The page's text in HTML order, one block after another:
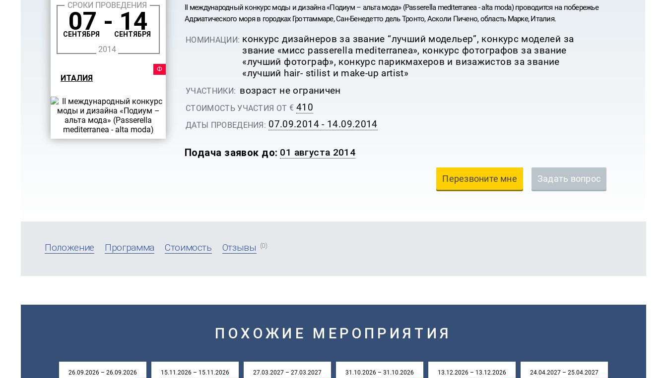
СРОКИ ПРОВЕДЕНИЯ
07 - 14
СЕНТЯБРЯ СЕНТЯБРЯ
2014
ФЕСТИВАЛЬ
ИТАЛИЯ
II международный конкурс моды и дизайна «Подиум – альта мода» (Passerella mediterranea - alta moda) проводится на побережье
Адриатического моря в городках Гроттаммаре, Сан-Бенедетто дель Тронто, Асколи Пичено, область Марке, Италия.
НОМИНАЦИИ: конкурс дизайнеров за звание “лучший модельер”, конкурс моделей за
звание «мисс passerella mediterranea», конкурс фотографов за звание
«лучший фотограф», конкурс парикмахеров и визажистов за звание
«лучший hair- stilist и make-up artist»
УЧАСТНИКИ: возраст не ограничен
СТОИМОСТЬ УЧАСТИЯ ОТ €410
ДАТЫ ПРОВЕДЕНИЯ: 07.09.2014 - 14.09.2014
Подача заявок до: 01 августа 2014
Перезвоните мне Задать вопрос
Положение Программа Стоимость Отзывы (0)
ПОХОЖИЕ МЕРОПРИЯТИЯ
26.09.2026 – 26.09.2026
15.11.2026 – 15.11.2026
27.03.2027 – 27.03.2027
31.10.2026 – 31.10.2026
13.12.2026 – 13.12.2026
24.04.2027 – 25.04.2027